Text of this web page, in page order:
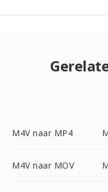
M4V naar MP4
M4V naar MOV